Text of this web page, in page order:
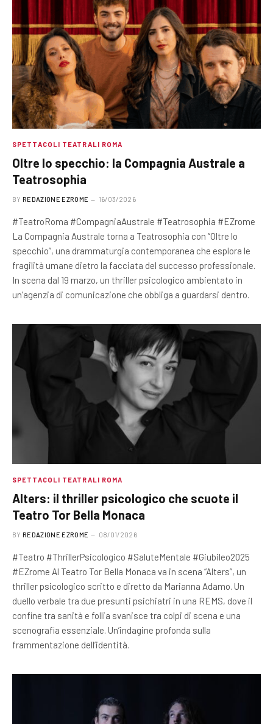
SPETTACOLI TEATRALI ROMA
Oltre lo specchio: la Compagnia Australe a
Teatrosophia
BY REDAZIONE EZROME 16/03/2026
#TeatroRoma #CompagniaAustrale #Teatrosophia #EZrome
La Compagnia Australe torna a Teatrosophia con “Oltre lo
specchio”, una drammaturgia contemporanea che esplora le
fragilità umane dietro la facciata del successo professionale.
In scena dal 19 marzo, un thriller psicologico ambientato in
un’agenzia di comunicazione che obbliga a guardarsi dentro.
SPETTACOLI TEATRALI ROMA
Alters: il thriller psicologico che scuote il
Teatro Tor Bella Monaca
BY REDAZIONE EZROME 08/01/2026
#Teatro #ThrillerPsicologico #SaluteMentale #Giubileo2025
#EZrome Al Teatro Tor Bella Monaca va in scena “Alters”, un
thriller psicologico scritto e diretto da Marianna Adamo. Un
duello verbale tra due presunti psichiatri in una REMS, dove il
confine tra sanità e follia svanisce tra colpi di scena e una
scenografia essenziale. Un’indagine profonda sulla
frammentazione dell’identità.